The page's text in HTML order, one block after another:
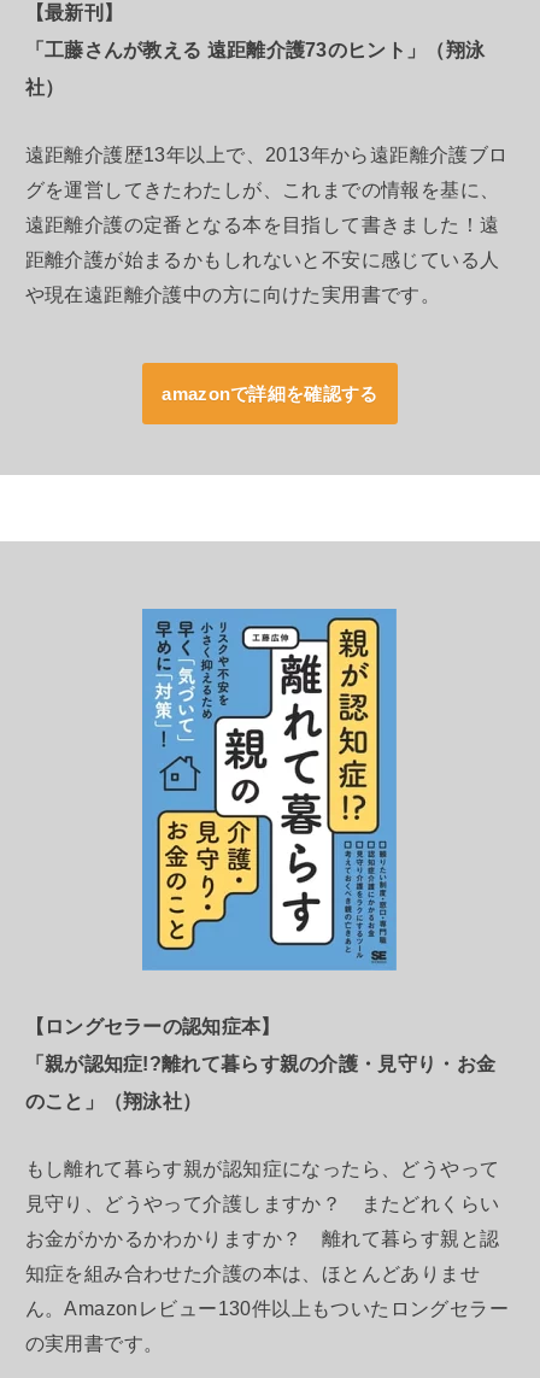
【最新刊】
「工藤さんが教える 遠距離介護73のヒント」（翔泳
社）
遠距離介護歴13年以上で、2013年から遠距離介護ブロ
グを運営してきたわたしが、これまでの情報を基に、
遠距離介護の定番となる本を目指して書きました！遠
距離介護が始まるかもしれないと不安に感じている人
や現在遠距離介護中の方に向けた実用書です。
amazonで詳細を確認する
【ロングセラーの認知症本】
「親が認知症!?離れて暮らす親の介護・見守り・お金
のこと」（翔泳社）
もし離れて暮らす親が認知症になったら、どうやって
見守り、どうやって介護しますか？ またどれくらい
お金がかかるかわかりますか？ 離れて暮らす親と認
知症を組み合わせた介護の本は、ほとんどありませ
ん。Amazonレビュー130件以上もついたロングセラー
の実用書です。